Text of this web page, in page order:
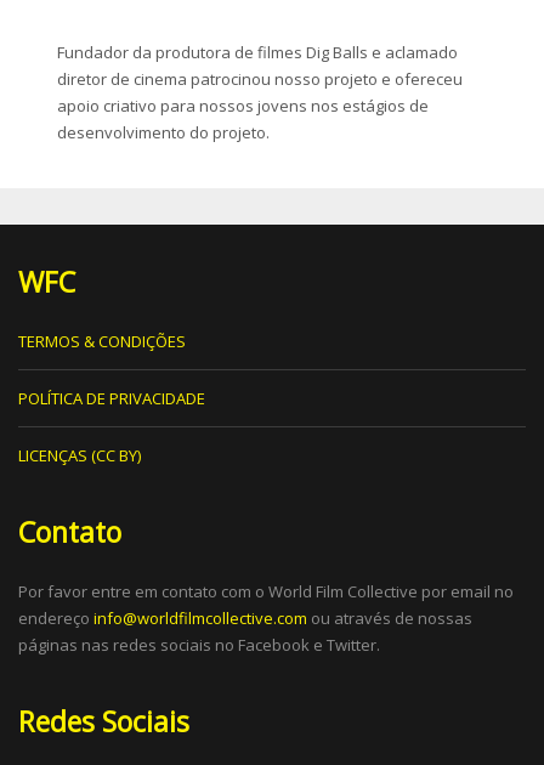
Fundador da produtora de filmes Dig Balls e aclamado
diretor de cinema patrocinou nosso projeto e ofereceu
apoio criativo para nossos jovens nos estágios de
desenvolvimento do projeto.
WFC
TERMOS & CONDIÇÕES
POLÍTICA DE PRIVACIDADE
LICENÇAS (CC BY)
Contato
Por favor entre em contato com o World Film Collective por email no
endereço info@worldfilmcollective.com ou através de nossas
páginas nas redes sociais no Facebook e Twitter.
Redes Sociais